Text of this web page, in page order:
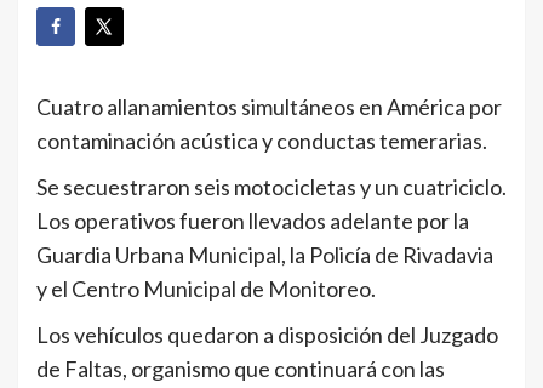
Cuatro allanamientos simultáneos en América por
contaminación acústica y conductas temerarias.
Se secuestraron seis motocicletas y un cuatriciclo.
Los operativos fueron llevados adelante por la
Guardia Urbana Municipal, la Policía de Rivadavia
y el Centro Municipal de Monitoreo.
Los vehículos quedaron a disposición del Juzgado
de Faltas, organismo que continuará con las